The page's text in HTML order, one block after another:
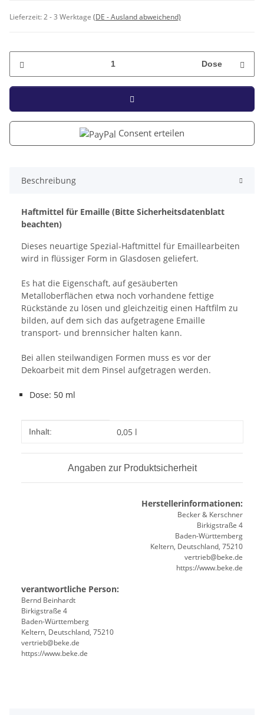
Lieferzeit:2 - 3 Werktage (DE - Ausland abweichend)
Dose
Consent erteilen
Beschreibung
Haftmittel für Emaille (Bitte Sicherheitsdatenblatt
beachten)
Dieses neuartige Spezial-Haftmittel für Emaillearbeiten
wird in flüssiger Form in Glasdosen geliefert.
Es hat die Eigenschaft, auf gesäuberten
Metalloberflächen etwa noch vorhandene fettige
Rückstände zu lösen und gleichzeitig einen Haftfilm zu
bilden, auf dem sich das aufgetragene Emaille
transport- und brennsicher halten kann.
Bei allen steilwandigen Formen muss es vor der
Dekoarbeit mit dem Pinsel aufgetragen werden.
Dose: 50 ml
Produkteigenschaft
Wert
Inhalt: 0,05 l
Angaben zur Produktsicherheit
Herstellerinformationen:
Becker & Kerschner
Birkigstraße 4
Baden-Württemberg
Keltern, Deutschland, 75210
vertrieb@beke.de
https://www.beke.de
verantwortliche Person:
Bernd Beinhardt
Birkigstraße 4
Baden-Württemberg
Keltern, Deutschland, 75210
vertrieb@beke.de
https://www.beke.de